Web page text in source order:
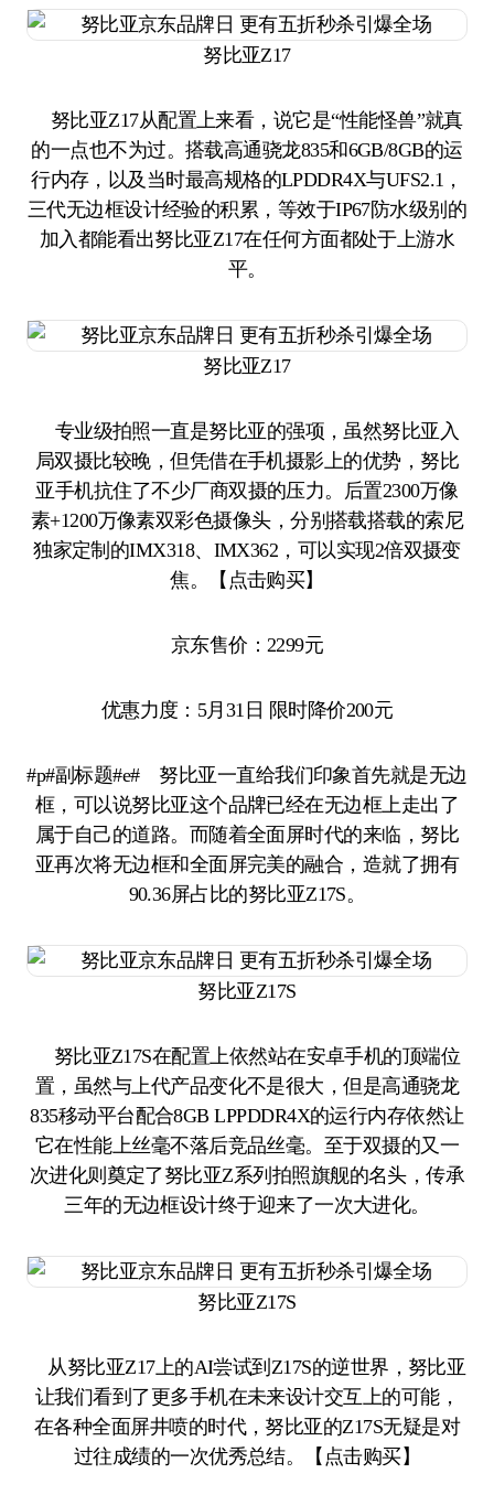
努比亚Z17
努比亚Z17从配置上来看，说它是“性能怪兽”就真
的一点也不为过。搭载高通骁龙835和6GB/8GB的运
行内存，以及当时最高规格的LPDDR4X与UFS2.1，
三代无边框设计经验的积累，等效于IP67防水级别的
加入都能看出努比亚Z17在任何方面都处于上游水
平。
努比亚Z17
专业级拍照一直是努比亚的强项，虽然努比亚入
局双摄比较晚，但凭借在手机摄影上的优势，努比
亚手机抗住了不少厂商双摄的压力。后置2300万像
素+1200万像素双彩色摄像头，分别搭载搭载的索尼
独家定制的IMX318、IMX362，可以实现2倍双摄变
焦。【点击购买】
京东售价：2299元
优惠力度：5月31日 限时降价200元
#p#副标题#e# 努比亚一直给我们印象首先就是无边
框，可以说努比亚这个品牌已经在无边框上走出了
属于自己的道路。而随着全面屏时代的来临，努比
亚再次将无边框和全面屏完美的融合，造就了拥有
90.36屏占比的努比亚Z17S。
努比亚Z17S
努比亚Z17S在配置上依然站在安卓手机的顶端位
置，虽然与上代产品变化不是很大，但是高通骁龙
835移动平台配合8GB LPPDDR4X的运行内存依然让
它在性能上丝毫不落后竞品丝毫。至于双摄的又一
次进化则奠定了努比亚Z系列拍照旗舰的名头，传承
三年的无边框设计终于迎来了一次大进化。
努比亚Z17S
从努比亚Z17上的AI尝试到Z17S的逆世界，努比亚
让我们看到了更多手机在未来设计交互上的可能，
在各种全面屏井喷的时代，努比亚的Z17S无疑是对
过往成绩的一次优秀总结。【点击购买】